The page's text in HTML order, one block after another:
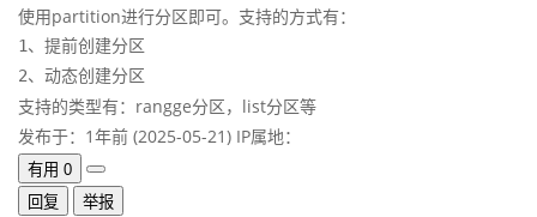
使用partition进行分区即可。支持的方式有：
1、提前创建分区
2、动态创建分区
支持的类型有：rangge分区，list分区等
发布于：1年前 (2025-05-21) IP属地：
有用 0
回复
举报